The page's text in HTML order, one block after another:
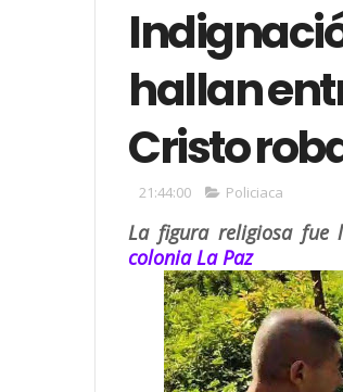
hallan
Cristo
21:44:00 Policiaca
La figura religiosa fue
colonia La Paz